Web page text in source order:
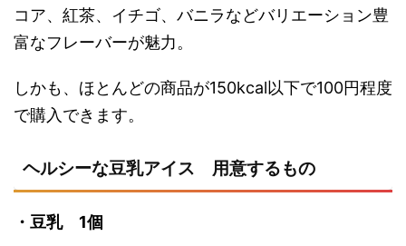
コア、紅茶、イチゴ、バニラなどバリエーション豊
富なフレーバーが魅力。
しかも、ほとんどの商品が150kcal以下で100円程度
で購入できます。
ヘルシーな豆乳アイス 用意するもの
・豆乳 1個